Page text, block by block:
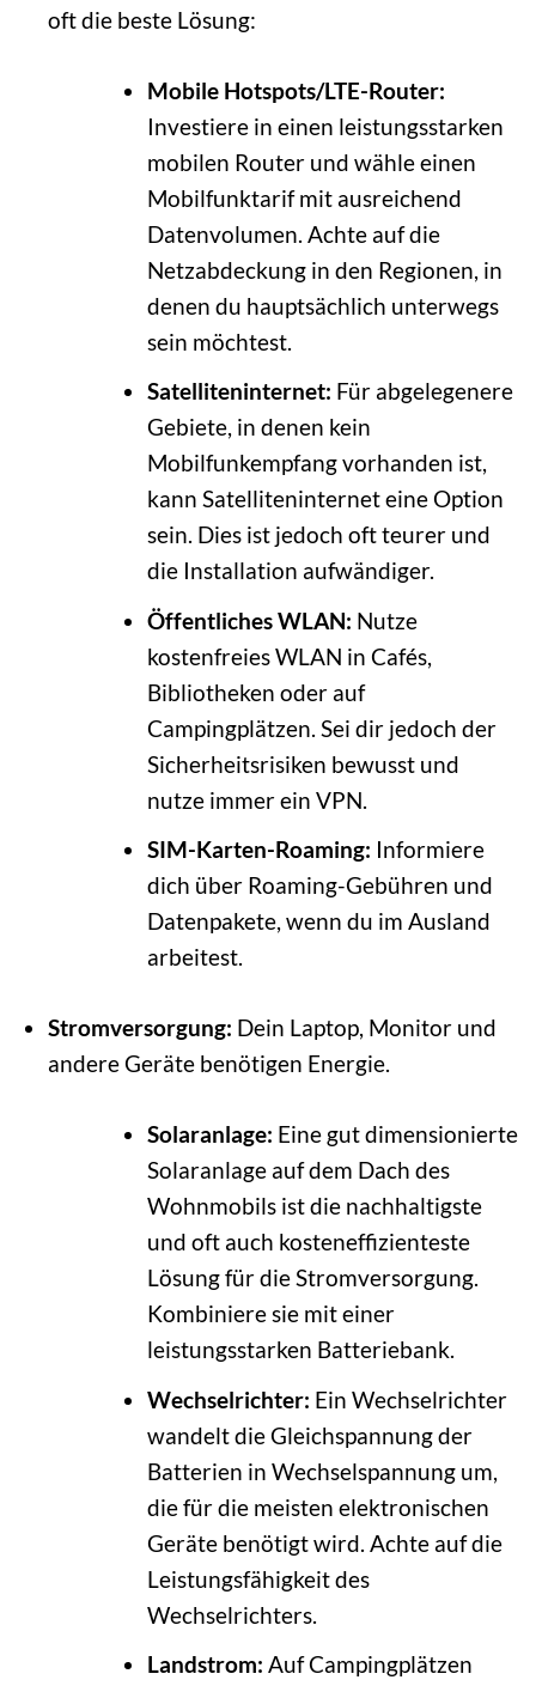
oft die beste Lösung:
Mobile Hotspots/LTE-Router:
Investiere in einen leistungsstarken
mobilen Router und wähle einen
Mobilfunktarif mit ausreichend
Datenvolumen. Achte auf die
Netzabdeckung in den Regionen, in
denen du hauptsächlich unterwegs
sein möchtest.
Satelliteninternet: Für abgelegenere
Gebiete, in denen kein
Mobilfunkempfang vorhanden ist,
kann Satelliteninternet eine Option
sein. Dies ist jedoch oft teurer und
die Installation aufwändiger.
Öffentliches WLAN: Nutze
kostenfreies WLAN in Cafés,
Bibliotheken oder auf
Campingplätzen. Sei dir jedoch der
Sicherheitsrisiken bewusst und
nutze immer ein VPN.
SIM-Karten-Roaming: Informiere
dich über Roaming-Gebühren und
Datenpakete, wenn du im Ausland
arbeitest.
Stromversorgung: Dein Laptop, Monitor und
andere Geräte benötigen Energie.
Solaranlage: Eine gut dimensionierte
Solaranlage auf dem Dach des
Wohnmobils ist die nachhaltigste
und oft auch kosteneffizienteste
Lösung für die Stromversorgung.
Kombiniere sie mit einer
leistungsstarken Batteriebank.
Wechselrichter: Ein Wechselrichter
wandelt die Gleichspannung der
Batterien in Wechselspannung um,
die für die meisten elektronischen
Geräte benötigt wird. Achte auf die
Leistungsfähigkeit des
Wechselrichters.
Landstrom: Auf Campingplätzen